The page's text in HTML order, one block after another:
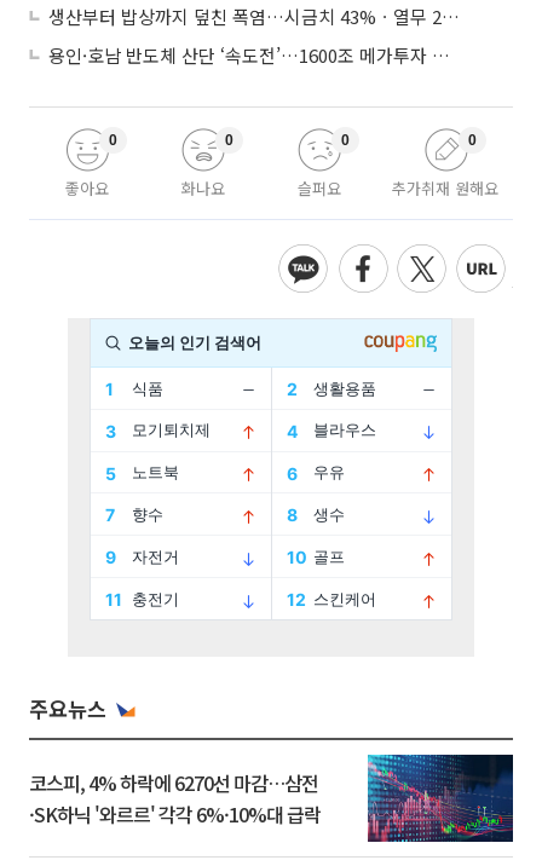
생산부터 밥상까지 덮친 폭염…시금치 43%ㆍ열무 28% 급등
용인·호남 반도체 산단 ‘속도전’…1600조 메가투자 이행 총력
좋아요
0
화나요
0
슬퍼요
0
추가취재 원해요
0
주요뉴스
코스피, 4% 하락에 6270선 마감…삼전
·SK하닉 '와르르' 각각 6%·10%대 급락